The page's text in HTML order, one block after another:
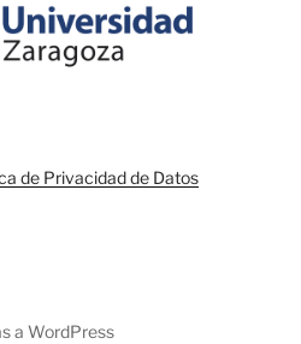
de Privacidad de Datos
a WordPress